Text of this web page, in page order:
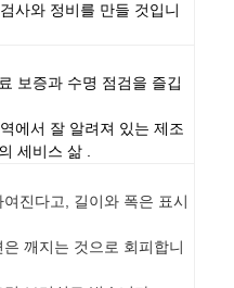
사와 정비를 만들 것입니
보증과 수명 점검을 즐깁
에서 잘 알려져 있는 제조
세비스 삶 .
진다고, 길이와 폭은 표시
깨지는 것으로 회피합니